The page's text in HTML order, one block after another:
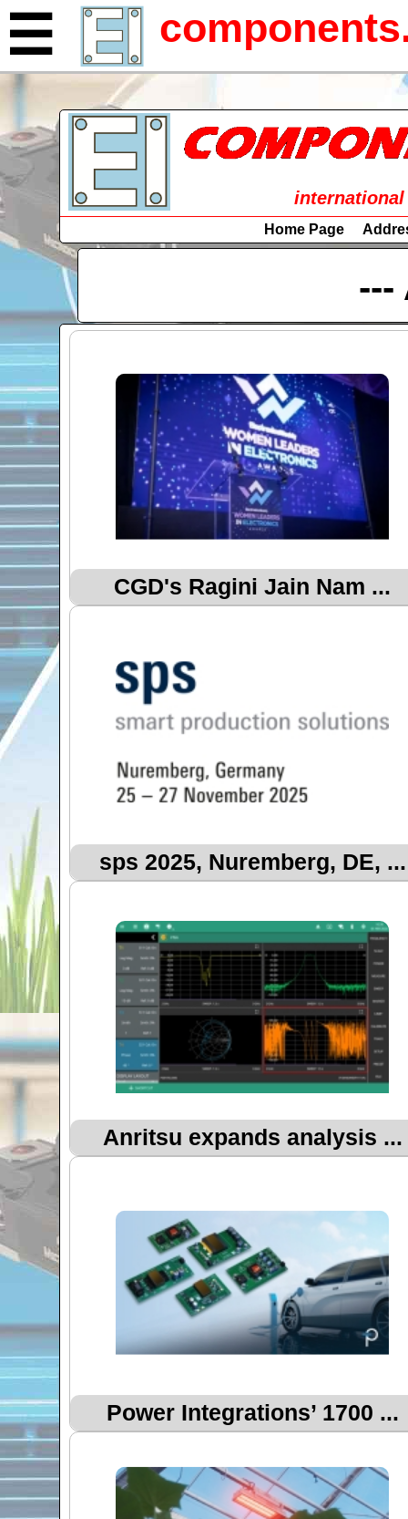
☰
Home Page
---
CGD's Ragini Jain Nam ...
sps 2025, Nuremberg, DE, ...
Anritsu expands analysis ...
Power Integrations’ 1700 ...